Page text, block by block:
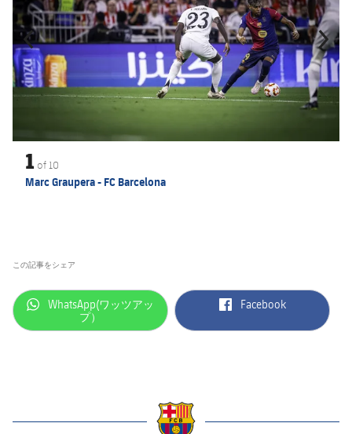
1 of 10
Marc Graupera - FC Barcelona
この記事をシェア
label.aria.whatsapp
WhatsApp(ワッツアッ
プ）
label.aria.facebook
Facebook